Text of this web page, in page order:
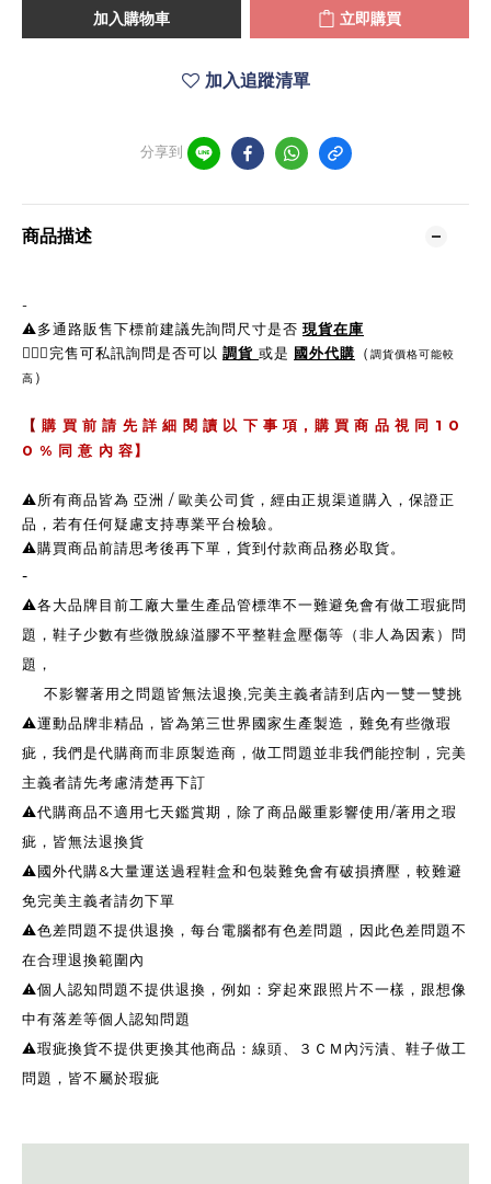
加入購物車 立即購買
加入追蹤清單
分享到
商品描述
-
⚠️多通路販售下標前建議先詢問尺寸是否 現貨在庫
🙋🏼‍♀完售可私訊詢問是否可以 調貨 或是 國外代購 （ 調貨價格可能較
高 ）
【 購 買 前 請 先 詳 細 閱 讀 以 下 事 項 , 購 買 商 品 視 同 1 0
0 % 同 意 內 容】
⚠️所有商品皆為 亞洲 / 歐美公司貨，經由正規渠道購入，保證正
品，若有任何疑慮支持專業平台檢驗。
⚠️購買商品前請思考後再下單，貨到付款商品務必取貨。
-
⚠️各大品牌目前工廠大量生產品管標準不一難避免會有做工瑕疵問
題，鞋子少數有些微脫線溢膠不平整鞋盒壓傷等（非人為因素）問
題，
不影響著用之問題皆無法退換,完美主義者請到店內一雙一雙挑
⚠️運動品牌非精品，皆為第三世界國家生產製造，難免有些微瑕
疵，我們是代購商而非原製造商，做工問題並非我們能控制，完美
主義者請先考慮清楚再下訂
⚠️代購商品不適用七天鑑賞期，除了商品嚴重影響使用/著用之瑕
疵，皆無法退換貨
⚠️國外代購&大量運送過程鞋盒和包裝難免會有破損擠壓，較難避
免完美主義者請勿下單
⚠️色差問題不提供退換，每台電腦都有色差問題，因此色差問題不
在合理退換範圍內
⚠️個人認知問題不提供退換，例如：穿起來跟照片不一樣，跟想像
中有落差等個人認知問題
⚠️瑕疵換貨不提供更換其他商品：線頭、３ＣＭ內污漬、鞋子做工
問題，皆不屬於瑕疵